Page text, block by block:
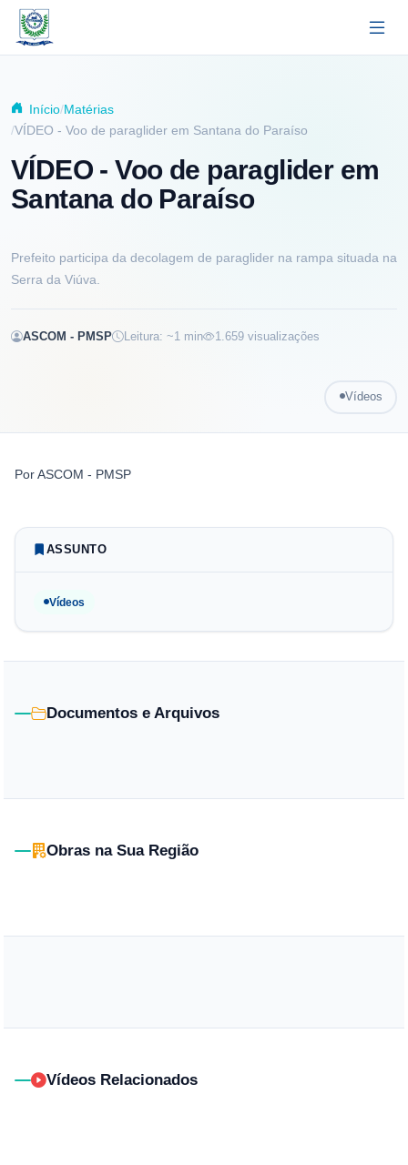
Pular para o conteúdo principal
Início Matérias
VÍDEO - Voo de paraglider em Santana do Paraíso
VÍDEO - Voo de paraglider em
Santana do Paraíso
Vídeos
Prefeito participa da decolagem de paraglider na rampa situada na
Serra da Viúva.
ASCOM - PMSP Leitura: ~1 min 1.659 visualizações
PorASCOM - PMSP
ASSUNTO
Vídeos
Documentos e Arquivos
Obras na Sua Região
Vídeos Relacionados